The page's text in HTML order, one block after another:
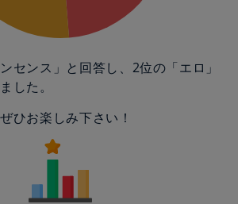
センス」と回答し、2位の「エロ」
した。
ひお楽しみ下さい！